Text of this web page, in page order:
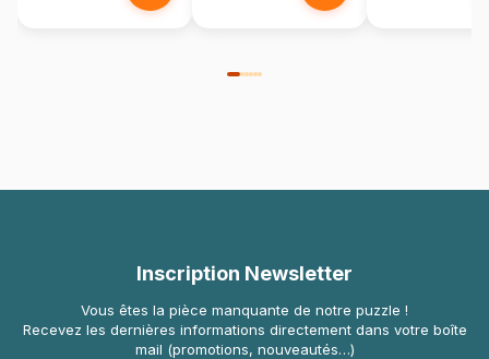
Inscription Newsletter
Vous êtes la pièce manquante de notre puzzle !
Recevez les dernières informations directement dans votre boîte
mail (promotions, nouveautés…)